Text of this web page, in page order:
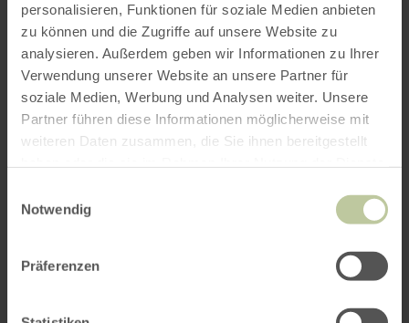
personalisieren, Funktionen für soziale Medien anbieten
zu können und die Zugriffe auf unsere Website zu
analysieren. Außerdem geben wir Informationen zu Ihrer
Verwendung unserer Website an unsere Partner für
soziale Medien, Werbung und Analysen weiter. Unsere
Partner führen diese Informationen möglicherweise mit
weiteren Daten zusammen, die Sie ihnen bereitgestellt
Notwendig
Präferenzen
Abendfahrt
Genießen Sie den Rursee in den ruhigen Abendstunden und
machen Abendfahrt. Zur Auswahl stehen die Typen: E-Boot
Typ Siesta-Boot für max. 2 Personen, E-Boot Joy-Boot für 1 - 5
Personen. Gern erfüllen wir Ihnen weitere Wünsche, um
Ihnen ein unvergessliches Vergnügen zu bereiten.
buchen ab40,00 €